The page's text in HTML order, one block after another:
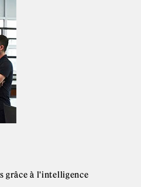
grâce à l'intelligence